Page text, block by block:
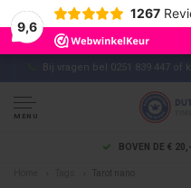
9,6
1267
Bij vragen bel 0251 839 447 of
MENU
BOVEN DE €
Tarot nano